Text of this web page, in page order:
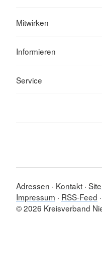
Mitwirken
Informieren
Service
Adressen Kontakt
Impressum
RSS-Feed
© 2026 Kreisverband